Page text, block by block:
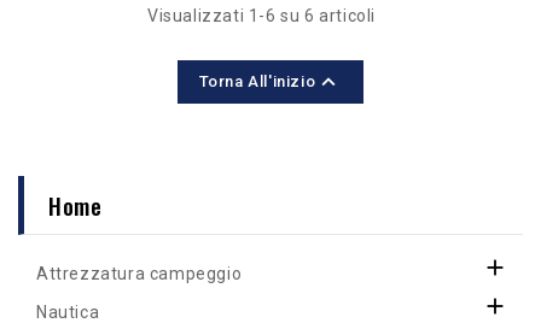
Visualizzati 1-6 su 6 articoli
Torna All'inizio 
Home
Attrezzatura campeggio 
Nautica 